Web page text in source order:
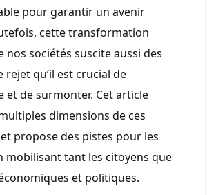
pour garantir un avenir
cette transformation
nos sociétés suscite aussi des
rejet qu’il est crucial de
et de surmonter. Cet article
dimensions de ces
propose des pistes pour les
mobilisant tant les citoyens que
et politiques.